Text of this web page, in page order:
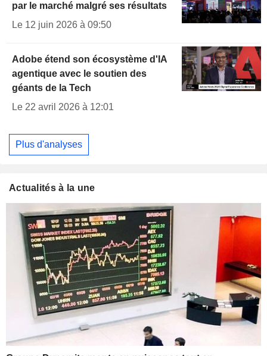
par le marché malgré ses résultats
Le 12 juin 2026 à 09:50
Adobe étend son écosystème d'IA
agentique avec le soutien des
géants de la Tech
Le 22 avril 2026 à 12:01
Plus d'analyses
Actualités à la une